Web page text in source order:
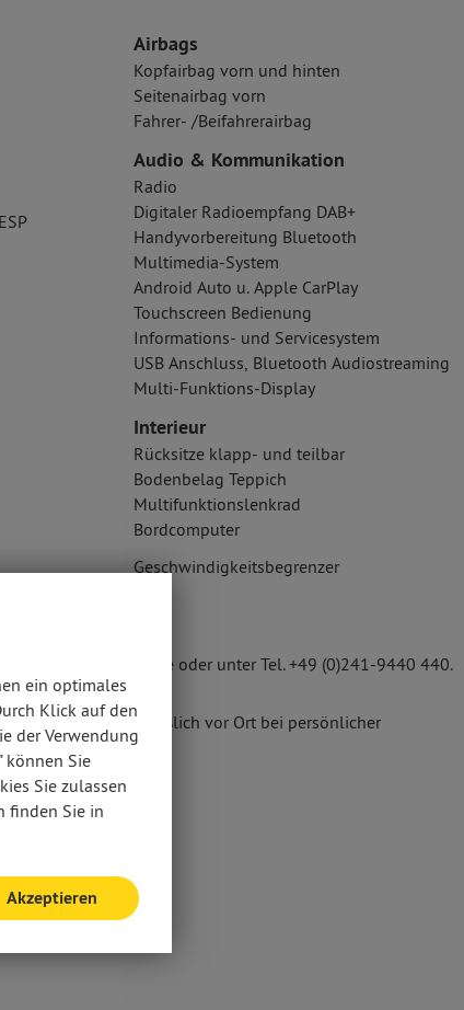
Airbags
Kopfairbag vorn und hinten
Seitenairbag vorn
Fahrer- /Beifahrerairbag
Audio & Kommunikation
Radio
Digitaler Radioempfang DAB+
Handyvorbereitung Bluetooth
Multimedia-System
Android Auto u. Apple CarPlay
Touchscreen Bedienung
Informations- und Servicesystem
USB Anschluss, Bluetooth Audiostreaming
Multi-Funktions-Display
Interieur
Rücksitze klapp- und teilbar
Bodenbelag Teppich
Multifunktionslenkrad
Bordcomputer
Geschwindigkeitsbegrenzer
www.thuellen.de oder unter Tel. +49 (0)241-9440 440.
Angebot ausschließlich vor Ort bei persönlicher
ein optimales
Klick auf den
der Verwendung
können Sie
Sie zulassen
finden Sie in
Akzeptieren